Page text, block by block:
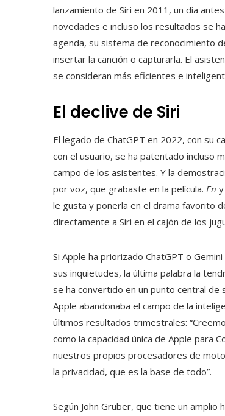
lanzamiento de Siri en 2011, un día
novedades e incluso los resultados se
agenda, su sistema de reconocimiento
insertar la canción o capturarla. El
se consideran más eficientes e
El declive de Siri
El legado de ChatGPT en 2022, con su
con el usuario, se ha patentado incluso
campo de los asistentes. Y la
por voz, que grabaste en la película. En
le gusta y ponerla en el drama favorito
directamente a Siri en el cajón de los
Si Apple ha priorizado ChatGPT o
sus inquietudes, la última palabra la
se ha convertido en un punto central de
Apple abandonaba el campo de la
últimos resultados trimestrales:
como la capacidad única de Apple para
nuestros propios procesadores de
la privacidad, que es la base de todo”.
Según John Gruber, que tiene un